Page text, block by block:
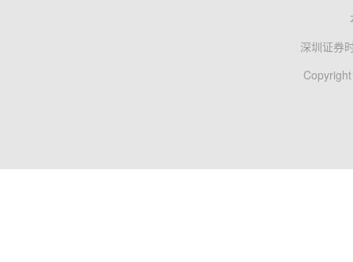
深圳证券